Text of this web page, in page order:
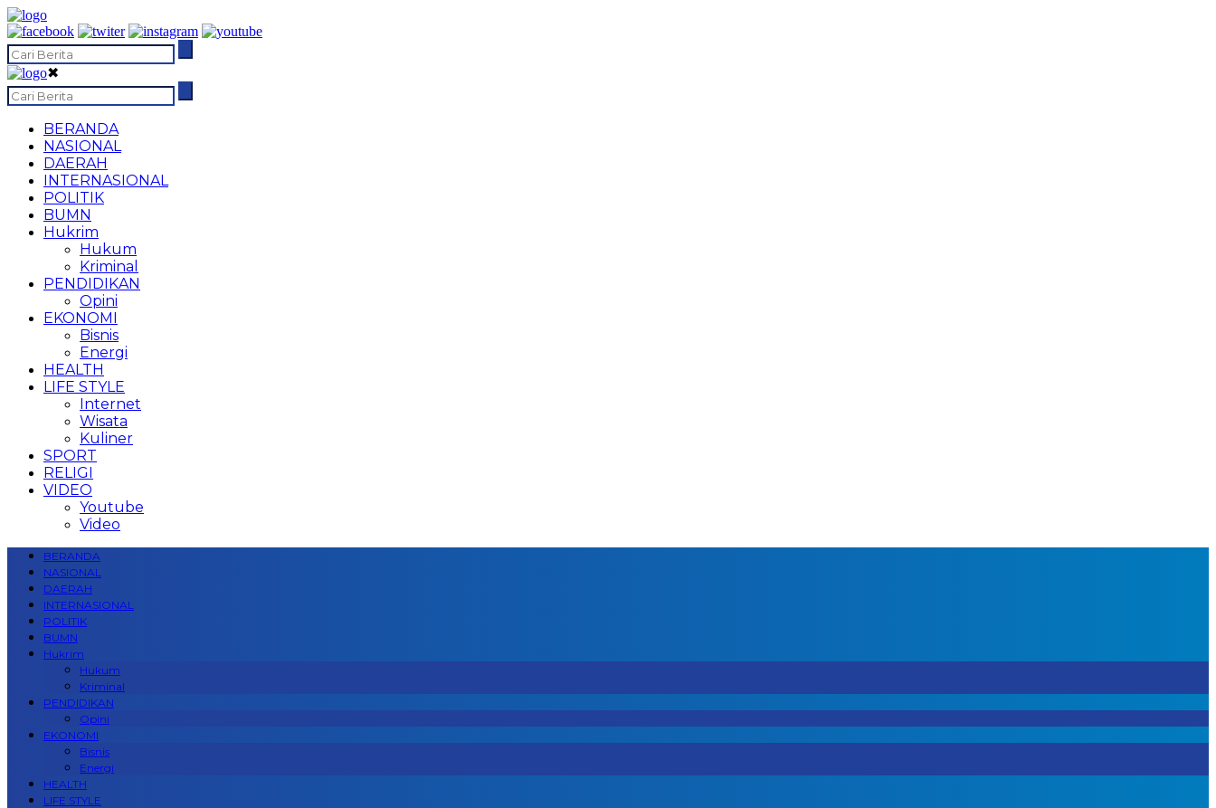
✖
BERANDA
NASIONAL
DAERAH
INTERNASIONAL
POLITIK
BUMN
Hukrim
Hukum
Kriminal
PENDIDIKAN
Opini
EKONOMI
Bisnis
Energi
HEALTH
LIFE STYLE
Internet
Wisata
Kuliner
SPORT
RELIGI
VIDEO
Youtube
Video
BERANDA
NASIONAL
DAERAH
INTERNASIONAL
POLITIK
BUMN
Hukrim
Hukum
Kriminal
PENDIDIKAN
Opini
EKONOMI
Bisnis
Energi
HEALTH
LIFE STYLE